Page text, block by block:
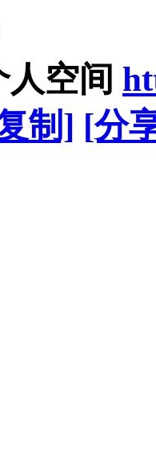
空间
制] [分